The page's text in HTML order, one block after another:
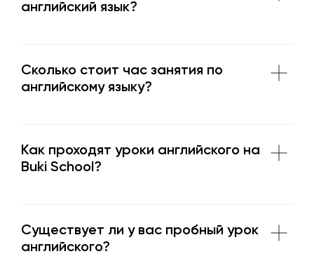
английский язык?
Сколько стоит час занятия по
английскому языку?
Как проходят уроки английского на
Buki School?
Существует ли у вас пробный урок
английского?